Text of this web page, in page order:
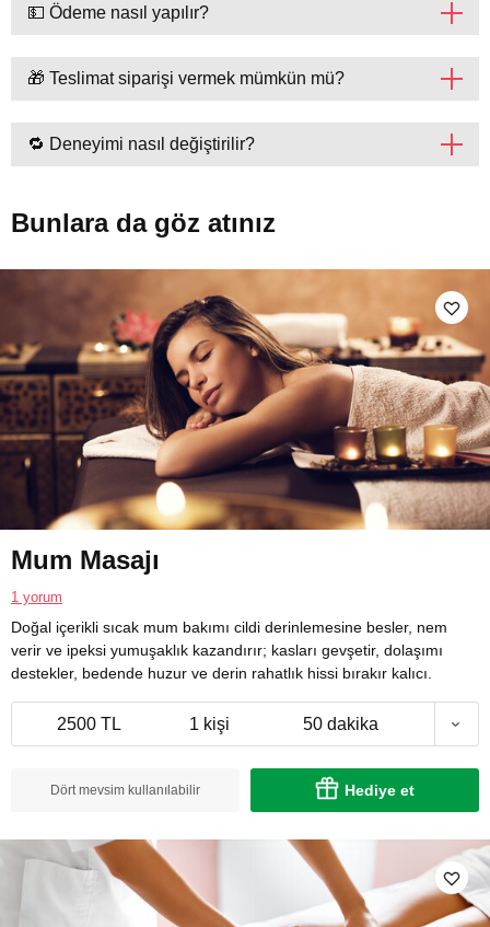
💵 Ödeme nasıl yapılır?
🎁 Teslimat siparişi vermek mümkün mü?
🔁 Deneyimi nasıl değiştirilir?
Bunlara da göz atınız
Mum Masajı
1 yorum
Doğal içerikli sıcak mum bakımı cildi derinlemesine besler, nem
verir ve ipeksi yumuşaklık kazandırır; kasları gevşetir, dolaşımı
destekler, bedende huzur ve derin rahatlık hissi bırakır kalıcı.
2500 TL 1 kişi 50 dakika
Dört mevsim kullanılabilir Hediye et